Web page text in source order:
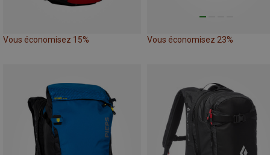
Vous économisez 15% Vous économisez 23%